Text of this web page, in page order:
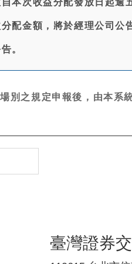
本次收益分配發放日起逾
配金額，將於經理公司公
。
別之規定申報後，由本
臺灣證券